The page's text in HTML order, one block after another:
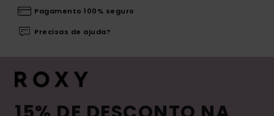
Pagamento 100% seguro
Precisas de ajuda?